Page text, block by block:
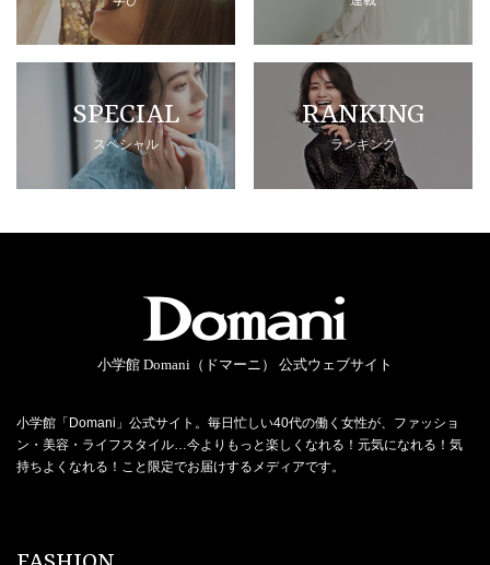
SPECIAL
スペシャル
RANKING
ランキング
小学館 Domani（ドマーニ） 公式ウェブサイト
小学館「Domani」公式サイト。毎日忙しい40代の働く女性が、ファッショ
ン・美容・ライフスタイル…今よりもっと楽しくなれる！元気になれる！気
持ちよくなれる！こと限定でお届けするメディアです。